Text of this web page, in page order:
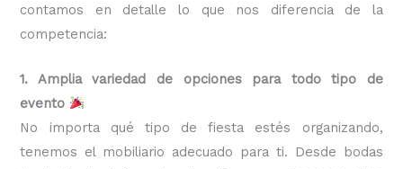
contamos en detalle lo que nos diferencia de la
competencia:
1. Amplia variedad de opciones para todo tipo de
evento
No importa qué tipo de fiesta estés organizando,
tenemos el mobiliario adecuado para ti. Desde bodas